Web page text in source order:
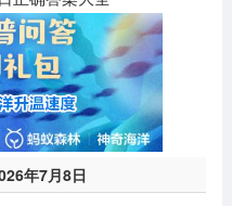
年7月8日